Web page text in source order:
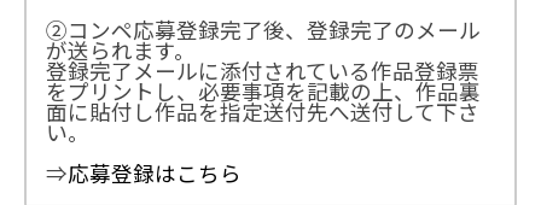
②コンペ応募登録完了後、登録完了のメール
が送られます。
登録完了メールに添付されている作品登録票
をプリントし、必要事項を記載の上、作品裏
面に貼付し作品を指定送付先へ送付して下さ
い。
⇒応募登録はこちら